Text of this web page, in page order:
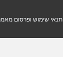
תנאי שימוש ופרסום